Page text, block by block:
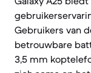
Gebruikers van
betrouwbare
3,5 mm